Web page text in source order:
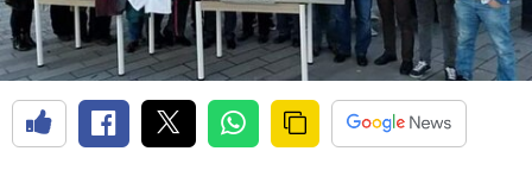
Erzurum
Eskişehir
Gaziantep